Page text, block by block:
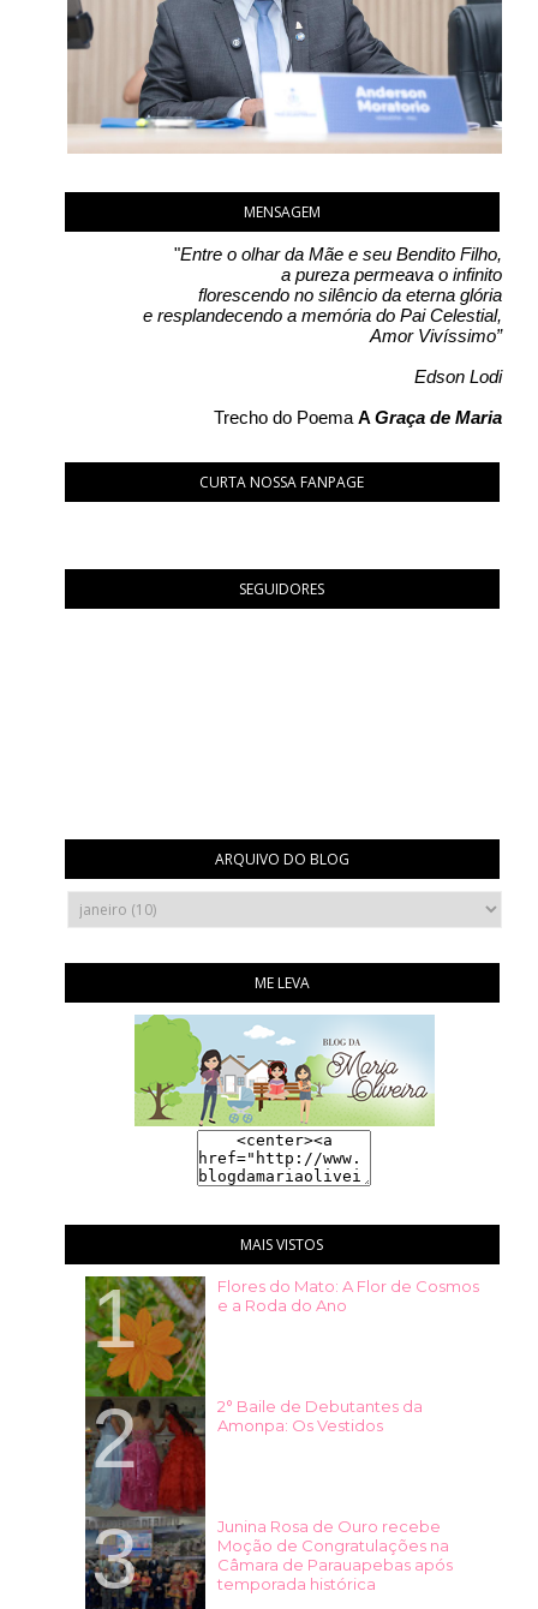
MENSAGEM
"Entre o olhar da Mãe e seu Bendito Filho,
a pureza permeava o infinito
florescendo no silêncio da eterna glória
e resplandecendo a memória do Pai Celestial,
Amor Vivíssimo”
Edson Lodi
Trecho do Poema A Graça de Maria
CURTA NOSSA FANPAGE
SEGUIDORES
ARQUIVO DO BLOG
ME LEVA
MAIS VISTOS
Flores do Mato: A Flor de Cosmos
e a Roda do Ano
2° Baile de Debutantes da
Amonpa: Os Vestidos
Junina Rosa de Ouro recebe
Moção de Congratulações na
Câmara de Parauapebas após
temporada histórica